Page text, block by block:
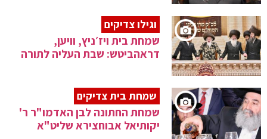
וגילו צדיקים
שמחת בית ויז׳ניץ, וויען,
דראהביטש: שבת העליה לתורה
שמחת בית צדיקים
שמחת החתונה לבן האדמו"ר ר'
יקותיאל אבוחצירא שליט"א